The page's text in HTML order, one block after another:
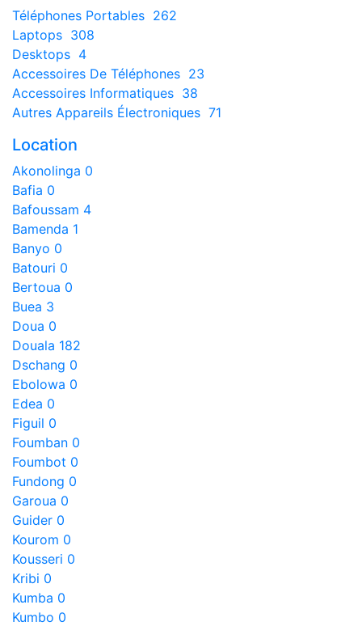
Téléphones Portables 262
Laptops 308
Desktops 4
Accessoires De Téléphones 23
Accessoires Informatiques 38
Autres Appareils Électroniques 71
Location
Akonolinga 0
Bafia 0
Bafoussam 4
Bamenda 1
Banyo 0
Batouri 0
Bertoua 0
Buea 3
Doua 0
Douala 182
Dschang 0
Ebolowa 0
Edea 0
Figuil 0
Foumban 0
Foumbot 0
Fundong 0
Garoua 0
Guider 0
Kourom 0
Kousseri 0
Kribi 0
Kumba 0
Kumbo 0